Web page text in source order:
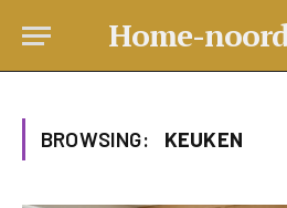
Home-
BROWSING: KEUKEN